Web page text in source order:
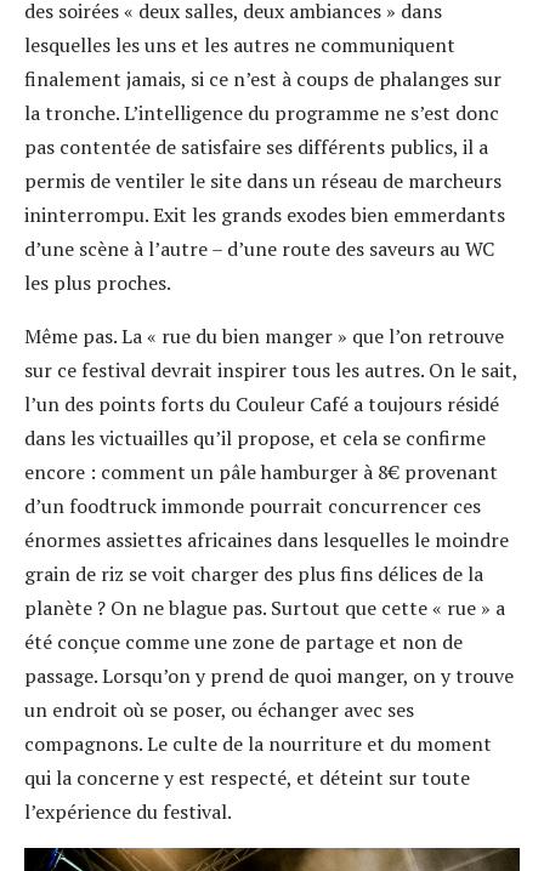
des soirées « deux salles, deux ambiances » dans
lesquelles les uns et les autres ne communiquent
finalement jamais, si ce n’est à coups de phalanges sur
la tronche. L’intelligence du programme ne s’est donc
pas contentée de satisfaire ses différents publics, il a
permis de ventiler le site dans un réseau de marcheurs
ininterrompu. Exit les grands exodes bien emmerdants
d’une scène à l’autre – d’une route des saveurs au WC
les plus proches.
Même pas. La « rue du bien manger » que l’on retrouve
sur ce festival devrait inspirer tous les autres. On le sait,
l’un des points forts du Couleur Café a toujours résidé
dans les victuailles qu’il propose, et cela se confirme
encore : comment un pâle hamburger à 8€ provenant
d’un foodtruck immonde pourrait concurrencer ces
énormes assiettes africaines dans lesquelles le moindre
grain de riz se voit charger des plus fins délices de la
planète ? On ne blague pas. Surtout que cette « rue » a
été conçue comme une zone de partage et non de
passage. Lorsqu’on y prend de quoi manger, on y trouve
un endroit où se poser, ou échanger avec ses
compagnons. Le culte de la nourriture et du moment
qui la concerne y est respecté, et déteint sur toute
l’expérience du festival.